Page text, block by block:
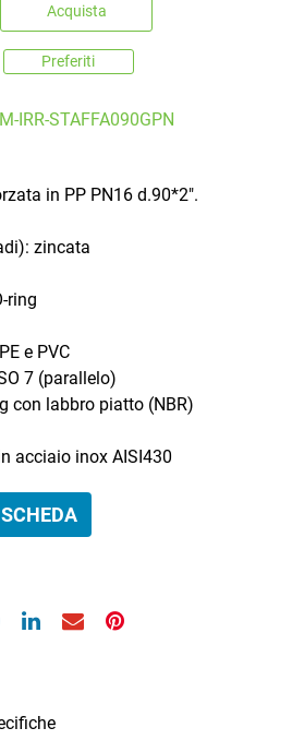
Acquista
Preferiti
IRR-STAFFA090GPN
in PP PN16 d.90*2".
zincata
ring
e PVC
7 (parallelo)
con labbro piatto (NBR)
acciaio inox AISI430